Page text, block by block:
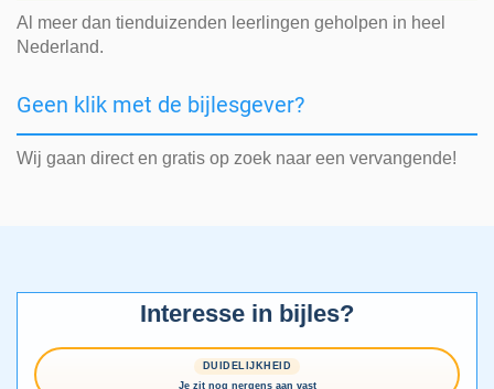
Al meer dan tienduizenden leerlingen geholpen in heel
Nederland.
Geen klik met de bijlesgever?
Wij gaan direct en gratis op zoek naar een vervangende!
Interesse in bijles?
DUIDELIJKHEID
Je zit nog nergens aan vast